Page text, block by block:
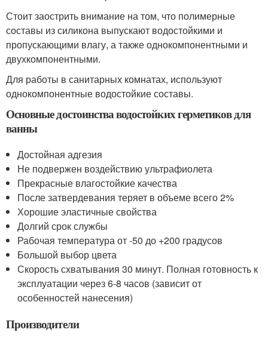
Стоит заострить внимание на том, что полимерные
составы из силикона выпускают водостойкими и
пропускающими влагу, а также однокомпонентными и
двухкомпонентными.
Для работы в санитарных комнатах, используют
однокомпонентные водостойкие составы.
Основные достоинства водостойких герметиков для
ванны
Достойная адгезия
Не подвержен воздействию ультрафиолета
Прекрасные влагостойкие качества
После затвердевания теряет в объеме всего 2%
Хорошие эластичные свойства
Долгий срок службы
Рабочая температура от -50 до +200 градусов
Большой выбор цвета
Скорость схватывания 30 минут. Полная готовность к
эксплуатации через 6-8 часов (зависит от
особенностей нанесения)
Производители